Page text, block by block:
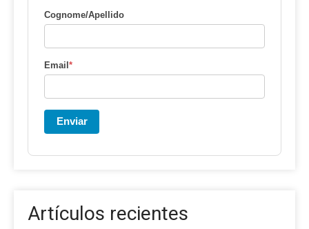
Cognome/Apellido
Email *
Enviar
Artículos recientes